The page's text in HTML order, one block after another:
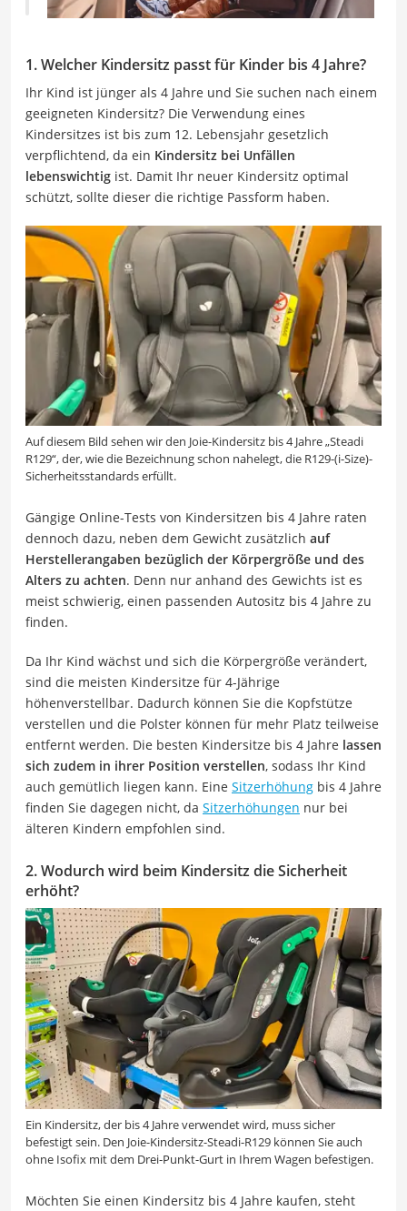
1. Welcher Kindersitz passt für Kinder bis 4 Jahre?
Ihr Kind ist jünger als 4 Jahre und Sie suchen nach einem
geeigneten Kindersitz? Die Verwendung eines
Kindersitzes ist bis zum 12. Lebensjahr gesetzlich
verpflichtend, da ein Kindersitz bei Unfällen
lebenswichtig ist. Damit Ihr neuer Kindersitz optimal
schützt, sollte dieser die richtige Passform haben.
Auf diesem Bild sehen wir den Joie-Kindersitz bis 4 Jahre „Steadi
R129“, der, wie die Bezeichnung schon nahelegt, die R129-(i-Size)-
Sicherheitsstandards erfüllt.
Gängige Online-Tests von Kindersitzen bis 4 Jahre raten
dennoch dazu, neben dem Gewicht zusätzlich auf
Herstellerangaben bezüglich der Körpergröße und des
Alters zu achten. Denn nur anhand des Gewichts ist es
meist schwierig, einen passenden Autositz bis 4 Jahre zu
finden.
Da Ihr Kind wächst und sich die Körpergröße verändert,
sind die meisten Kindersitze für 4-Jährige
höhenverstellbar. Dadurch können Sie die Kopfstütze
verstellen und die Polster können für mehr Platz teilweise
entfernt werden. Die besten Kindersitze bis 4 Jahre lassen
sich zudem in ihrer Position verstellen, sodass Ihr Kind
auch gemütlich liegen kann. Eine Sitzerhöhung bis 4 Jahre
finden Sie dagegen nicht, da Sitzerhöhungen nur bei
älteren Kindern empfohlen sind.
2. Wodurch wird beim Kindersitz die Sicherheit
erhöht?
Ein Kindersitz, der bis 4 Jahre verwendet wird, muss sicher
befestigt sein. Den Joie-Kindersitz-Steadi-R129 können Sie auch
ohne Isofix mit dem Drei-Punkt-Gurt in Ihrem Wagen befestigen.
Möchten Sie einen Kindersitz bis 4 Jahre kaufen, steht